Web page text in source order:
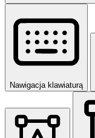
Nawigacja klawiaturą